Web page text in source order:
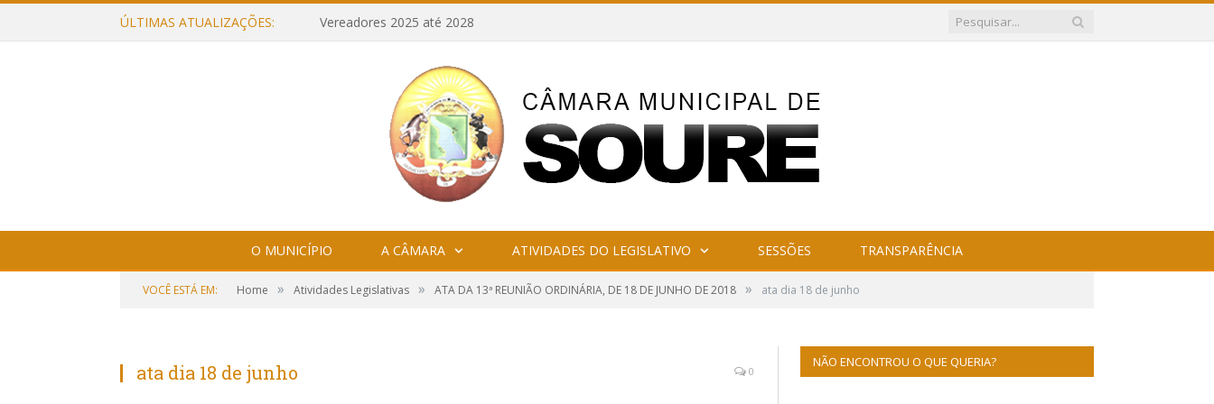
ÚLTIMAS ATUALIZAÇÕES: Vereadores 2025 até 2028
O MUNICÍPIO A CÂMARA ATIVIDADES DO LEGISLATIVO SESSÕES TRANSPARÊNCIA
VOCÊ ESTÁ EM: Home » Atividades Legislativas » ATA DA 13ª REUNIÃO ORDINÁRIA, DE 18 DE JUNHO DE 2018 » ata dia 18 de junho
ata dia 18 de junho 0
NÃO ENCONTROU O QUE QUERIA?